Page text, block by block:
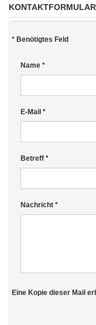
KONTAKTFORMULAR
* Benötigtes Feld
Name *
E-Mail *
Betreff *
Nachricht *
Eine Kopie dieser Mail